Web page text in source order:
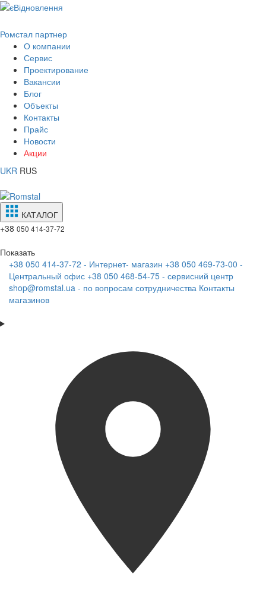
Ромстал партнер
О компании
Сервис
Проектирование
Вакансии
Блог
Объекты
Контакты
Прайс
Новости
Акции
UKR RUS
КАТАЛОГ
+38 050 414-37-72
Показать
+38 050 414-37-72 - Интернет- магазин +38 050 469-73-00 -
Центральный офис +38 050 468-54-75 - сервисний центр
shop@romstal.ua - по вопросам сотрудничества Контакты
магазинов